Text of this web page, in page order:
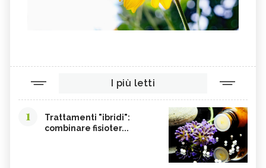
I più letti
1
Trattamenti "ibridi":
combinare fisioter...